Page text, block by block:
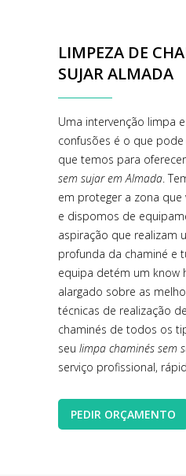
LIMPEZA DE
SUJAR ALMADA
Uma intervenção limpa
confusões é o que
que temos para
sem sujar em Almada .
em proteger a zona
e dispomos de
aspiração que realizam
profunda da chaminé e
equipa detém um know
alargado sobre as
técnicas de realização
chaminés de todos os
seu limpa chaminés sem
serviço profissional,
PEDIR ORÇAMENTO